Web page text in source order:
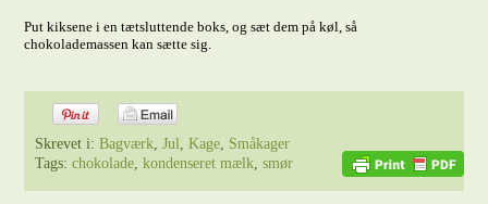
Put kiksene i en tætsluttende boks, og sæt dem på køl, så
chokolademassen kan sætte sig.
Skrevet i:Bagværk,Jul,Kage, Småkager
Tags:chokolade,kondenseret mælk,smør